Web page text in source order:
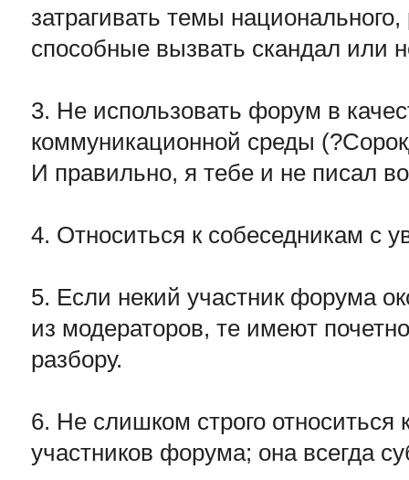
затрагивать темы
способные вызвать скандал или
3. Не использовать форум в
коммуникационной среды
И правильно, я тебе и не писал
4. Относиться к собеседникам с
5. Если некий участник форума
из модераторов, те имеют
разбору.
6. Не слишком строго относиться
участников форума; она всегда